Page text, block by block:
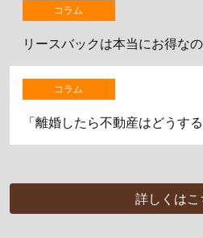
コラム
リースバックは本当にお得な
コラム
「離婚したら不動産はどうす
詳しくはこ